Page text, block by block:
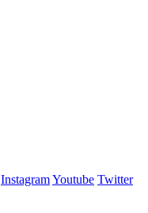
InstagramYoutube Twitter